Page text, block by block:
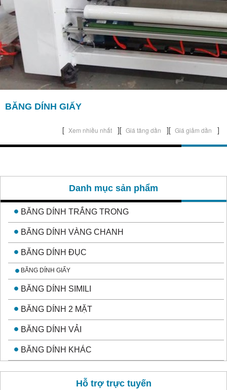
Băng
Dính
Đục
Sản
Phẩm
Khác
Dính
dính
Liên Hệ
BĂNG DÍNH GIẤY
[ Xem nhiều nhất ][ Giá tăng dần ][ Giá giảm dần ]
Danh mục sản phẩm
BĂNG DÍNH TRẮNG TRONG
BĂNG DÍNH VÀNG CHANH
BĂNG DÍNH ĐỤC
BĂNG DÍNH GIẤY
BĂNG DÍNH SIMILI
BĂNG DÍNH 2 MẶT
BĂNG DÍNH VẢI
BĂNG DÍNH KHÁC
Hỗ trợ trực tuyến